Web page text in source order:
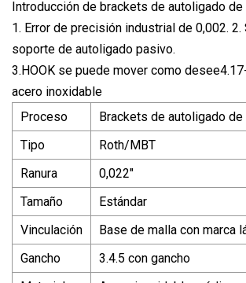
Introducción de brackets de autoligado de
1. Error de precisión industrial de 0,002.
soporte de autoligado pasivo.
3.HOOK se puede mover como
acero inoxidable
Proceso
Brackets de autoligado
Tipo
Roth/MBT
Ranura
0,022"
Tamaño
Estándar
Vinculación
Base de malla con marca
Gancho
3.4.5 con gancho